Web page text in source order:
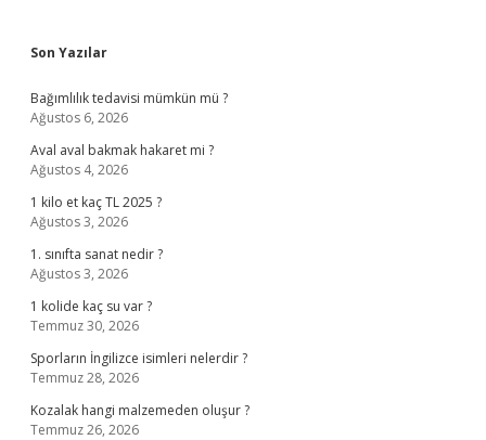
Sidebar
Son Yazılar
Bağımlılık tedavisi mümkün mü ?
Ağustos 6, 2026
Aval aval bakmak hakaret mi ?
Ağustos 4, 2026
1 kilo et kaç TL 2025 ?
Ağustos 3, 2026
1. sınıfta sanat nedir ?
Ağustos 3, 2026
1 kolide kaç su var ?
Temmuz 30, 2026
Sporların İngilizce isimleri nelerdir ?
Temmuz 28, 2026
Kozalak hangi malzemeden oluşur ?
Temmuz 26, 2026